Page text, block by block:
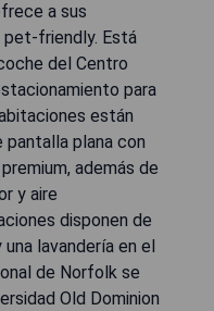
a sus
pet-friendly. Está
del Centro
para
están
plana con
además de
y aire
disponen de
lavandería en el
de Norfolk se
Old Dominion